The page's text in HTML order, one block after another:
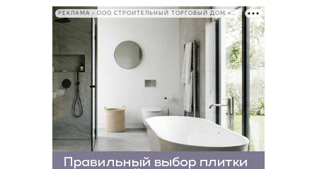
РЕКЛАМА • ООО СТРОИТЕЛЬНЫЙ ТОРГОВЫЙ ДОМ «ПЕТРОВИЧ». ИНН: 7802348846